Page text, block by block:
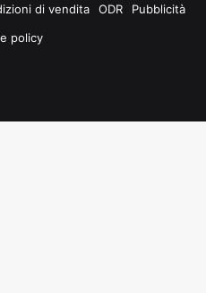
di vendita ODR
Pubblicità
policy
Tube